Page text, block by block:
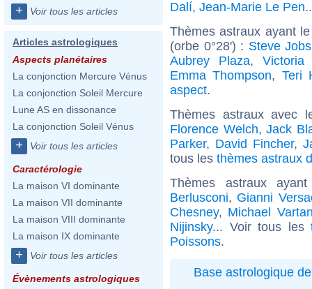
+ Voir tous les articles
Articles astrologiques
Aspects planétaires
La conjonction Mercure Vénus
La conjonction Soleil Mercure
Lune AS en dissonance
La conjonction Soleil Vénus
+ Voir tous les articles
Caractérologie
La maison VI dominante
La maison VII dominante
La maison VIII dominante
La maison IX dominante
+ Voir tous les articles
Évènements astrologiques
Dalí, Jean-Marie Le Pen
Thèmes astraux ayant
(orbe 0°28') : Steve Jobs
Aubrey Plaza, Victoria
Emma Thompson, Teri
aspect.
Thèmes astraux avec
Florence Welch,Jack
Parker, David Fincher,
tous les thèmes astraux
Thèmes astraux
Berlusconi, Gianni
Chesney, Michael
Nijinsky... Voir tous les
Poissons.
Base astrologique